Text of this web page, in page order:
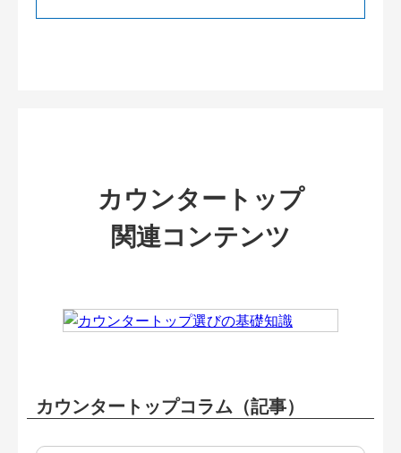
カウンタートップ
関連コンテンツ
カウンタートップコラム（記事）